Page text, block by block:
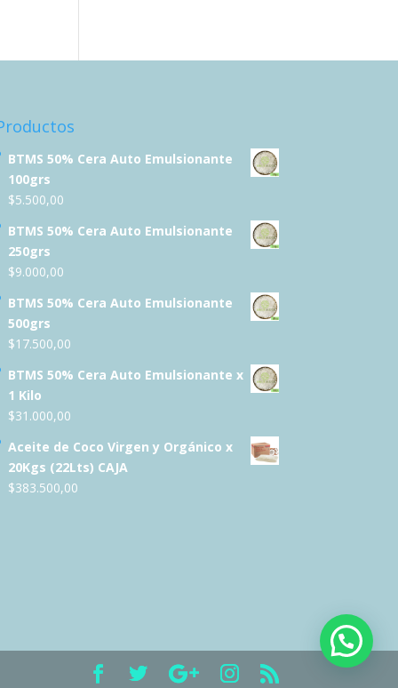
BTMS 50% Cera Auto Emulsionante
100grs
$5.500,00
BTMS 50% Cera Auto Emulsionante
250grs
$9.000,00
BTMS 50% Cera Auto Emulsionante
500grs
$17.500,00
BTMS 50% Cera Auto Emulsionante x
1 Kilo
$31.000,00
Aceite de Coco Virgen y Orgánico x
20Kgs (22Lts) CAJA
$383.500,00